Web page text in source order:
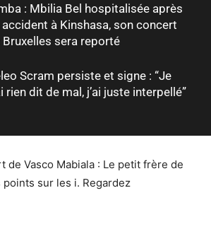
: Mbilia Bel hospitalisée après
accident à Kinshasa, son concert
Bruxelles sera reporté
Scram persiste et signe : “Je
rien dit de mal, j’ai juste interpellé”
de Vasco Mabiala : Le petit frère de
points sur les i. Regardez